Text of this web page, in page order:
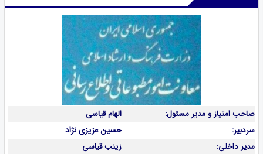
صاحب امتیاز و مدیر مسئول:
الهام قیاسی
سردبیر:
حسین عزیزی نژاد
مدیر داخلی:
زینب قیاسی